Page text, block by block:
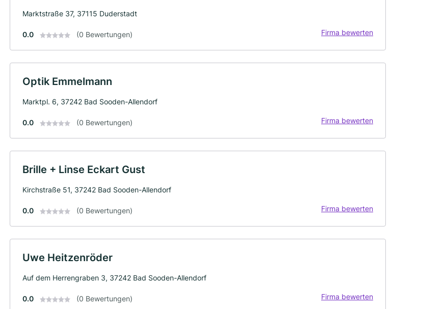
Marktstraße 37, 37115 Duderstadt
0.0 (0 Bewertungen) Firma bewerten
Optik Emmelmann
Marktpl. 6, 37242 Bad Sooden-Allendorf
0.0 (0 Bewertungen) Firma bewerten
Brille + Linse Eckart Gust
Kirchstraße 51, 37242 Bad Sooden-Allendorf
0.0 (0 Bewertungen) Firma bewerten
Uwe Heitzenröder
Auf dem Herrengraben 3, 37242 Bad Sooden-Allendorf
0.0 (0 Bewertungen) Firma bewerten